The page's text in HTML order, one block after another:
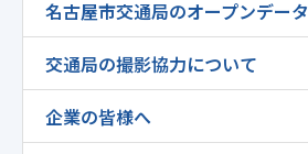
名古屋市交通局のオープンデータ
交通局の撮影協力について
企業の皆様へ